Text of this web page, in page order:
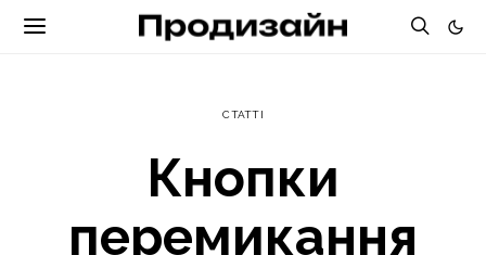
СТАТТІ
Кнопки
перемикання